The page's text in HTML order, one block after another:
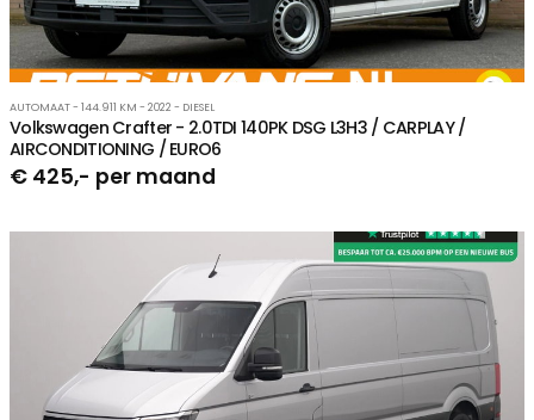
AUTOMAAT - 144.911 KM - 2022 - DIESEL
Volkswagen Crafter - 2.0TDI 140PK DSG L3H3 / CARPLAY /
AIRCONDITIONING / EURO6
€ 425,- per maand